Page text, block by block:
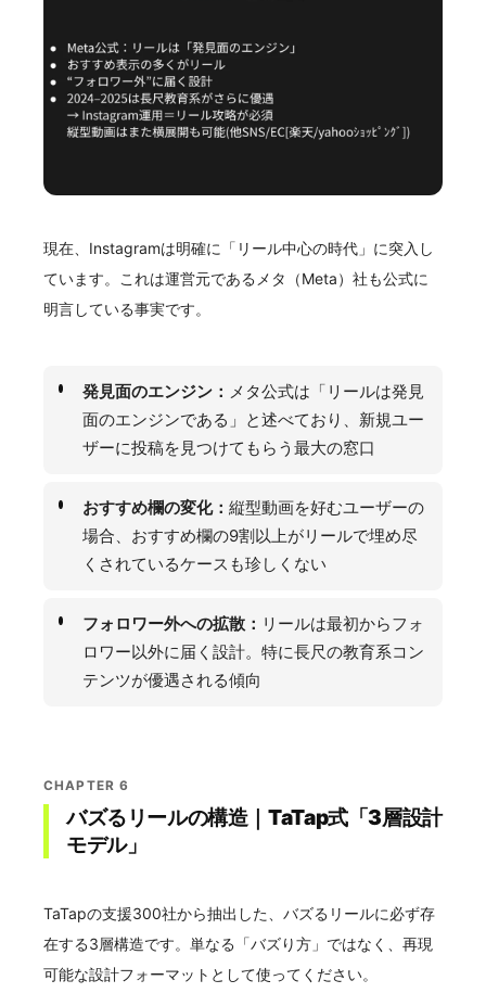
現在、Instagramは明確に「リール中心の時代」に突入し
ています。これは運営元であるメタ（Meta）社も公式に
明言している事実です。
発見面のエンジン： メタ公式は「リールは発見
面のエンジンである」と述べており、新規ユー
ザーに投稿を見つけてもらう最大の窓口
おすすめ欄の変化： 縦型動画を好むユーザーの
場合、おすすめ欄の9割以上がリールで埋め尽
くされているケースも珍しくない
フォロワー外への拡散： リールは最初からフォ
ロワー以外に届く設計。特に長尺の教育系コン
テンツが優遇される傾向
CHAPTER 6
バズるリールの構造｜TaTap式「3層設計
モデル」
TaTapの支援300社から抽出した、バズるリールに必ず存
在する3層構造です。単なる「バズり方」ではなく、再現
可能な設計フォーマットとして使ってください。